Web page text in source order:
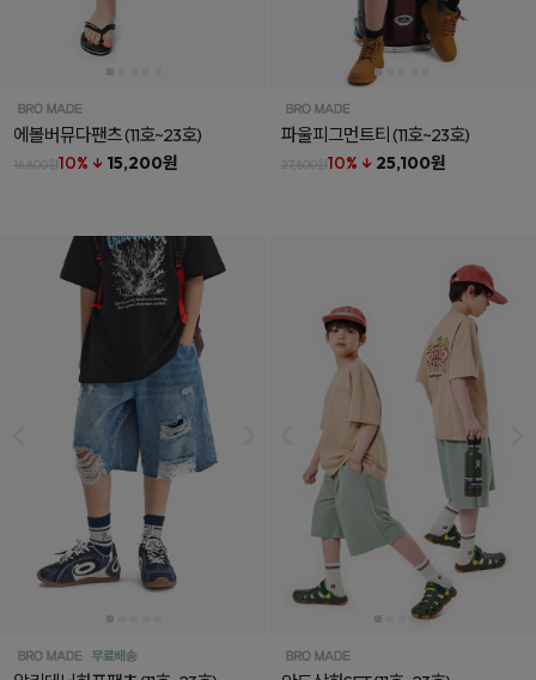
에볼버뮤다팬츠(11호~23호)
16,800원10% ↓ 15,200원
파울피그먼트티(11호~23호)
27,800원10% ↓ 25,100원